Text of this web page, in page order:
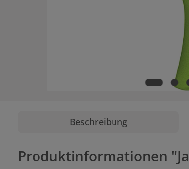
Beschreibung
Produktinformationen